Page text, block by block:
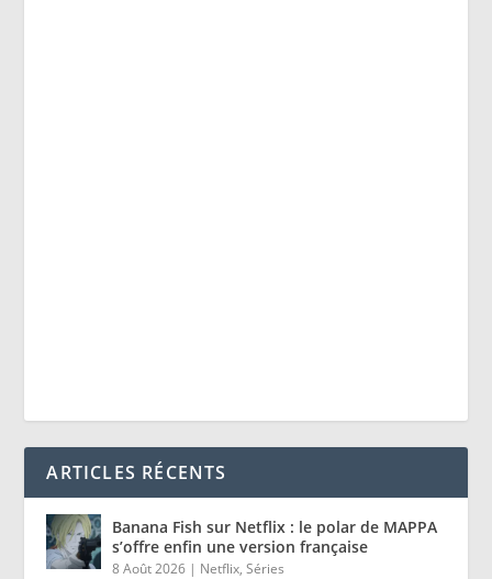
ARTICLES RÉCENTS
Banana Fish sur Netflix : le polar de MAPPA
s’offre enfin une version française
8 Août 2026 | Netflix,Séries